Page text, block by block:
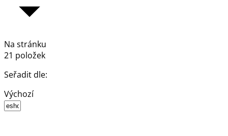
Na stránku
21 položek
Seřadit dle:
Výchozí